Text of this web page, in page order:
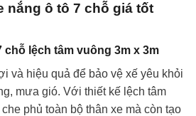
nắng ô tô 7 chỗ giá tốt
chỗ lệch tâm vuông 3m x 3m
và hiệu quả để bảo vệ xế yêu khỏi
mưa gió. Với thiết kế lệch tâm
phủ toàn bộ thân xe mà còn tạo